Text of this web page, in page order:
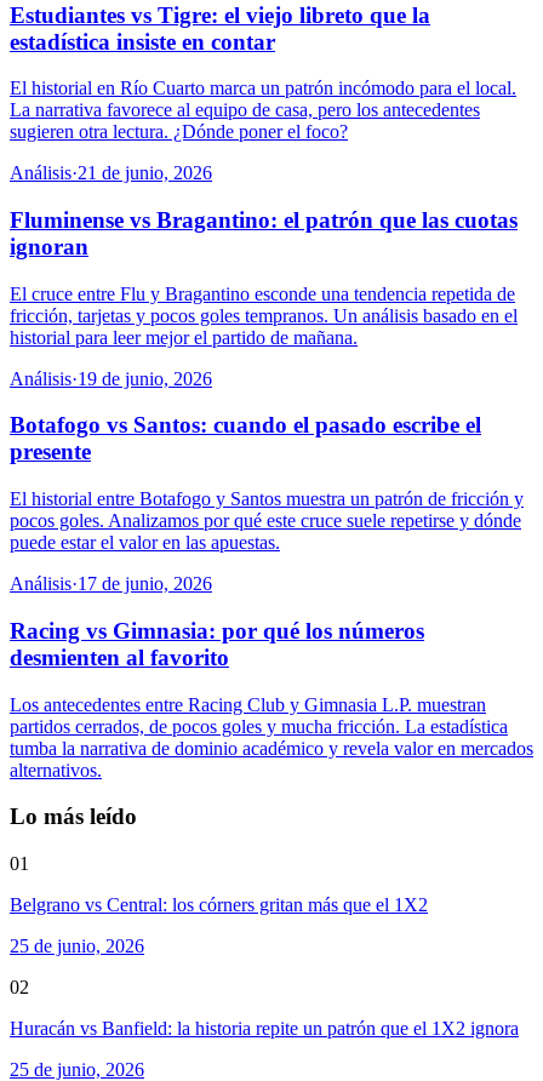
Estudiantes vs Tigre: el viejo libreto que la
estadística insiste en contar
El historial en Río Cuarto marca un patrón incómodo para el local.
La narrativa favorece al equipo de casa, pero los antecedentes
sugieren otra lectura. ¿Dónde poner el foco?
Análisis·21 de junio, 2026
Fluminense vs Bragantino: el patrón que las cuotas
ignoran
El cruce entre Flu y Bragantino esconde una tendencia repetida de
fricción, tarjetas y pocos goles tempranos. Un análisis basado en el
historial para leer mejor el partido de mañana.
Análisis·19 de junio, 2026
Botafogo vs Santos: cuando el pasado escribe el
presente
El historial entre Botafogo y Santos muestra un patrón de fricción y
pocos goles. Analizamos por qué este cruce suele repetirse y dónde
puede estar el valor en las apuestas.
Análisis·17 de junio, 2026
Racing vs Gimnasia: por qué los números
desmienten al favorito
Los antecedentes entre Racing Club y Gimnasia L.P. muestran
partidos cerrados, de pocos goles y mucha fricción. La estadística
tumba la narrativa de dominio académico y revela valor en mercados
alternativos.
Lo más leído
01
Belgrano vs Central: los córners gritan más que el 1X2
25 de junio, 2026
02
Huracán vs Banfield: la historia repite un patrón que el 1X2 ignora
25 de junio, 2026